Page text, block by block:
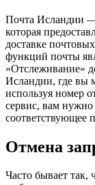
Почта Исландии —
которая
доставке
функций почты
«Отслеживание»
Исландии, где вы
используя номер
сервис, вам нужно
соответствующее
Отмена
Часто бывает так,